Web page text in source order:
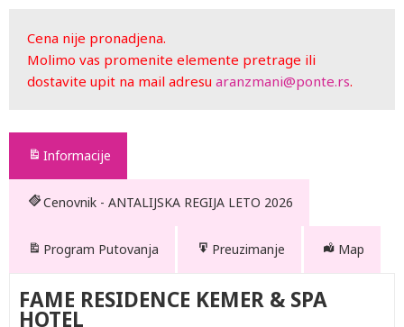
Cena nije pronadjena.
Molimo vas promenite elemente pretrage ili
dostavite upit na mail adresu aranzmani@ponte.rs.
Informacije
Cenovnik - ANTALIJSKA REGIJA LETO 2026
Program Putovanja Preuzimanje Map
FAME RESIDENCE KEMER & SPA
HOTEL